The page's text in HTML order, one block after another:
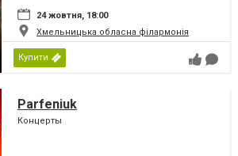
24 жовтня, 18:00
Хмельницька обласна філармонія
Купити
Parfeniuk
Концерты